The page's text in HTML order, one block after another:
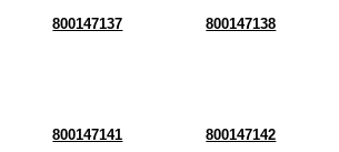
800147137 800147138
800147141 800147142